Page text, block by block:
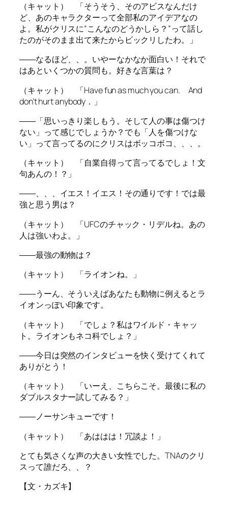
（キャット） 「そうそう、そのアビスなんだけ
ど、あのキャラクターって全部私のアイデアなの
よ。私がクリスに“こんなのどうかしら？”って話し
たのがそのまま出て来たからビックリしたわ。」
――なるほど、、。いやーなかなか面白い！それで
はあといくつかの質問も。好きな言葉は？
（キャット） 「Have fun as much you can. And
don’t hurt anybody．」
――「思いっきり楽しもう。そして人の事は傷つけ
ない」って感じでしょうか？でも「人を傷つけな
い」って言ってるのにクリスはボッコボコ、、、。
（キャット） 「自業自得って言ってるでしょ！文
句あんの！？」
――、、、イエス！イエス！その通りです！では最
強と思う男は？
（キャット） 「UFCのチャック・リデルね。あの
人は強いわよ。」
――最強の動物は？
（キャット） 「ライオンね。」
――うーん、そういえばあなたも動物に例えるとラ
イオンっぽい印象です。
（キャット） 「でしょ？私はワイルド・キャッ
ト。ライオンもネコ科でしょ？」
――今日は突然のインタビューを快く受けてくれて
ありがとう！
（キャット） 「いーえ、こちらこそ。最後に私の
ダブルスタナー試してみる？」
――ノーサンキューです！
（キャット） 「あははは！冗談よ！」
とても気さくな声の大きい女性でした。TNAのクリ
スって誰だろ、、？
【文・カズキ】